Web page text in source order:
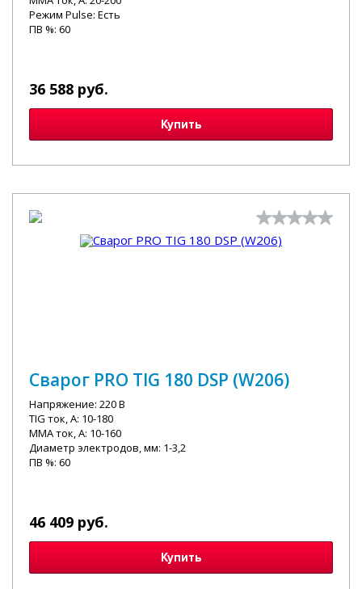
Режим Pulse: Есть
ПВ %: 60
36 588 руб.
Купить
Сварог PRO TIG 180 DSP (W206)
Напряжение: 220 В
TIG ток, А: 10-180
MMA ток, А: 10-160
Диаметр электродов, мм: 1-3,2
ПВ %: 60
46 409 руб.
Купить